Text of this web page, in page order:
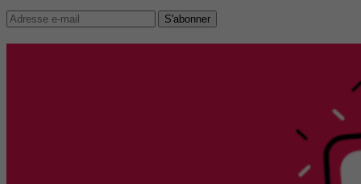
S'abonner